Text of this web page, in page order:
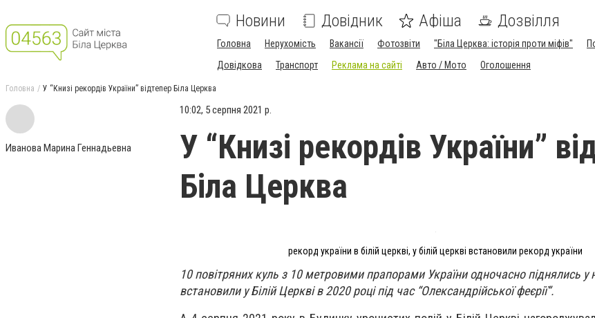
Новини Довідник Афіша Дозвілля
Головна Нерухомість Вакансії Фотозвіти "Біла Церква: історія проти міфів"
Довідкова
Транспорт Реклама на сайті Авто / Мото Оголошення
Головна У “Книзі рекордів України” відтепер Біла Церква
Иванова Марина Геннадьевна
10:02, 5 серпня 2021 р.
У “Книзі рекордів України”
Біла Церква
рекорд україни в білій церкві, у білій церкві встановили рекорд україни
10 повітряних куль з 10 метровими прапорами України одночасно піднялись у
встановили у Білій Церкві в 2020 році під час “Олександрійської феєрії”.